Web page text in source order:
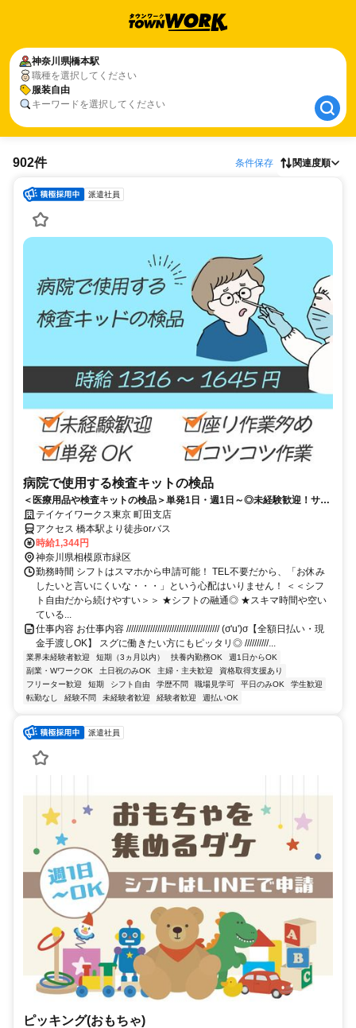
神奈川県橋本駅
職種を選択してください
服装自由
キーワードを選択してください
神奈川県橋本駅
服装自由
902件 条件保存 関連度順
派遣社員
病院で使用する検査キットの検品
＜医療用品や検査キットの検品＞単発1日・週1日～◎未経験歓迎！サク
ッと登録！扶養内・WワークOK！日払い♪
テイケイワークス東京 町田支店
アクセス 橋本駅より徒歩orバス
時給1,344円
神奈川県相模原市緑区
勤務時間 シフトはスマホから申請可能！ TEL不要だから、「お休み
したいと言いにくいな・・・」という心配はいりません！ ＜＜シフ
ト自由だから続けやすい＞＞ ★シフトの融通◎ ★スキマ時間や空い
ている...
仕事内容 お仕事内容 /////////////////////////////////////// (σ'u')σ【全額日払い・現
金手渡しOK】 スグに働きたい方にもピッタリ◎ //////////...
業界未経験者歓迎 短期（3ヵ月以内） 扶養内勤務OK
週1日からOK
副業・WワークOK
土日祝のみOK 主婦・主夫歓迎
資格取得支援あり
フリーター歓迎
短期 シフト自由 学歴不問 職場見学可 平日のみOK
学生歓迎
転勤なし
経験不問 未経験者歓迎 経験者歓迎 週払いOK
派遣社員
ピッキング(おもちゃ)